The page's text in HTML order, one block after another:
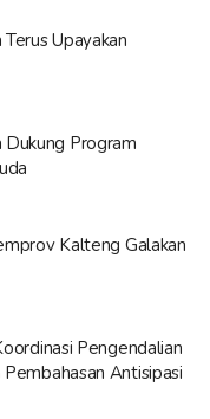
Upayakan
Dukung Program
Kalteng Galakan
Pengendalian
Antisipasi